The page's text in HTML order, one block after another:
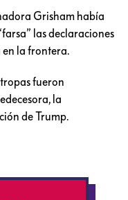
Grisham había
las declaraciones
en la frontera.
fueron
la
de Trump.